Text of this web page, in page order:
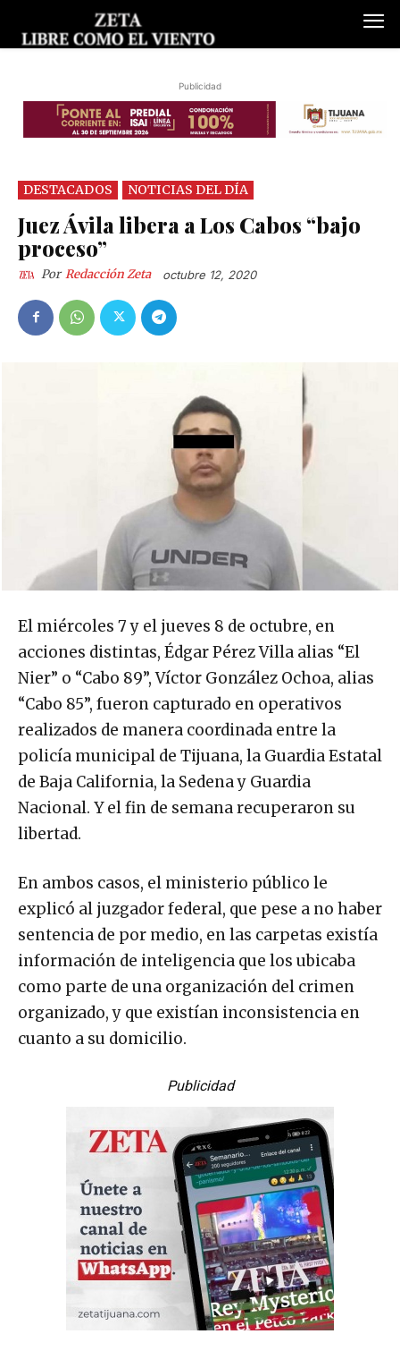
Publicidad
DESTACADOS NOTICIAS DEL DÍA
Juez Ávila libera a Los Cabos “bajo
proceso”
Por Redacción Zeta octubre 12, 2020
El miércoles 7 y el jueves 8 de octubre, en
acciones distintas, Édgar Pérez Villa alias “El
Nier” o “Cabo 89”, Víctor González Ochoa, alias
“Cabo 85”, fueron capturado en operativos
realizados de manera coordinada entre la
policía municipal de Tijuana, la Guardia Estatal
de Baja California, la Sedena y Guardia
Nacional. Y el fin de semana recuperaron su
libertad.
En ambos casos, el ministerio público le
explicó al juzgador federal, que pese a no haber
sentencia de por medio, en las carpetas existía
información de inteligencia que los ubicaba
como parte de una organización del crimen
organizado, y que existían inconsistencia en
cuanto a su domicilio.
Publicidad